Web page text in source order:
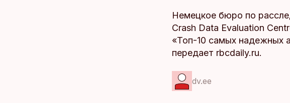
Немецкое бюро по
Crash Data Evaluation
«Топ-10 самых надежных
передает rbcdaily.ru.
dv.ee